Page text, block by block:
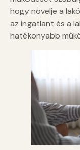
hogy növelje a
az ingatlant és a
hatékonyabb